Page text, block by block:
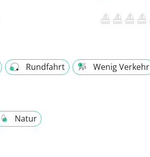
Rundfahrt Wenig Verkehr
Natur